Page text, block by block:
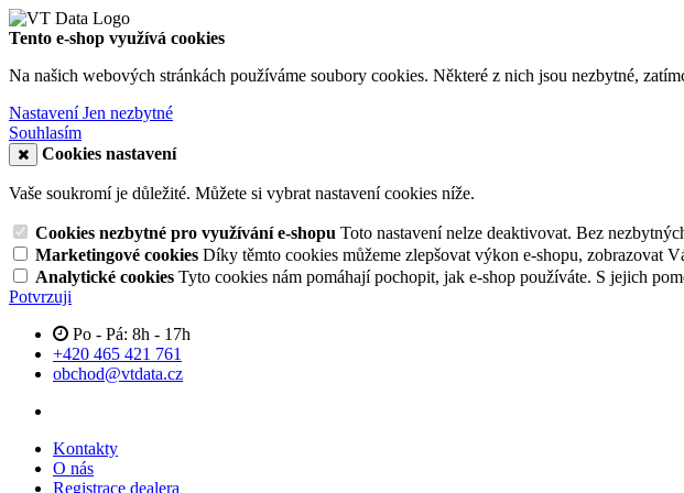
Tento e-shop využívá cookies
Na našich webových stránkách používáme soubory cookies. Některé z nich jsou nezbytné,
NastaveníJen nezbytné
Souhlasím
Cookies nastavení
Vaše soukromí je důležité. Můžete si vybrat nastavení cookies níže.
Cookies nezbytné pro využívání e-shopu Toto nastavení nelze deaktivovat. Bez
Marketingové cookies Díky těmto cookies můžeme zlepšovat výkon e-shopu, zobrazovat
Analytické cookies Tyto cookies nám pomáhají pochopit, jak e-shop používáte. S jejich
Potvrzuji
Po - Pá: 8h - 17h
+420 465 421 761
obchod@vtdata.cz
Kontakty
O nás
Registrace dealera